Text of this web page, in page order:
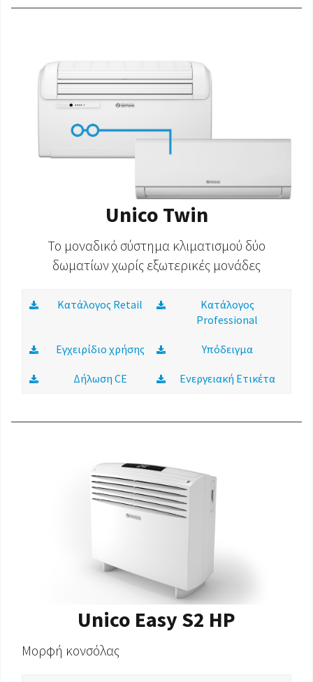
Unico Twin
Το μοναδικό σύστημα κλιματισμού δύο
δωματίων χωρίς εξωτερικές μονάδες
Κατάλογος Retail
Κατάλογος
Professional
Εγχειρίδιο χρήσης Υπόδειγμα
Δήλωση CE Ενεργειακή Ετικέτα
Unico Easy S2 HP
Μορφή κονσόλας